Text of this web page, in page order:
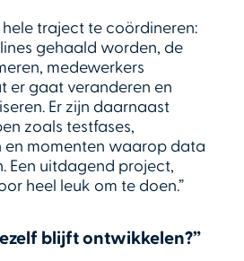
traject te coördineren:
gehaald worden, de
medewerkers
er gaat veranderen en
Er zijn daarnaast
zoals testfases,
momenten waarop data
Een uitdagend project,
heel leuk om te doen.”
blijft ontwikkelen?”